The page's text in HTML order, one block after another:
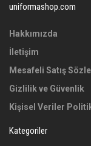
uniformashop.com
Hakkımızda
İletişim
Mesafeli Satış
Gizlilik ve Güvenlik
Kişisel Veriler
Kategoriler